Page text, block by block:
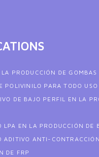
PRODUCCIÓN DE GOMBAS
POLIVINILO PARA TODO USO
DE BAJO PERFIL EN LA
LPA EN LA PRODUCCIÓN DE
ADITIVO ANTI-
DE FRP